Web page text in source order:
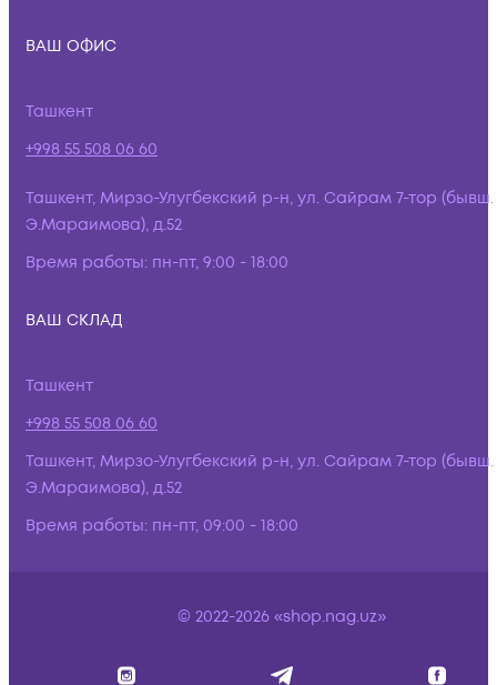
ВАШ ОФИС
Ташкент
+998 55 508 06 60
Ташкент, Мирзо-Улугбекский р-н, ул. Сайрам 7-тор (бывш.
Э.Мараимова), д.52
Время работы: пн-пт, 9:00 - 18:00
ВАШ СКЛАД
Ташкент
+998 55 508 06 60
Ташкент, Мирзо-Улугбекский р-н, ул. Сайрам 7-тор (бывш.
Э.Мараимова), д.52
Время работы: пн-пт, 09:00 - 18:00
© 2022-2026 «shop.nag.uz»